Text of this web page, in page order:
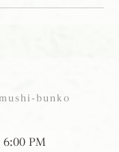
bunko
6:00 PM